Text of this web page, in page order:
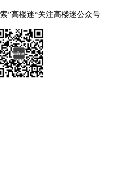
”高楼迷“关注高楼迷公众号